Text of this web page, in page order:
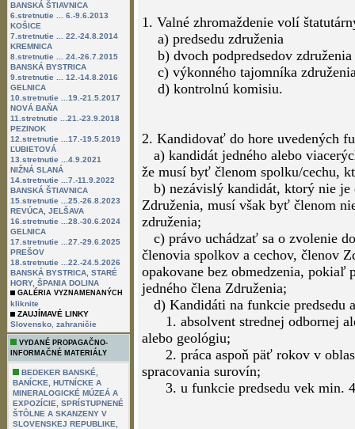
BANSKÁ ŠTIAVNICA
6.stretnutie ... 6.-9.6.2013
KOŠICE
7.stretnutie ... 22.-24.8.2014
KREMNICA
8.stretnutie ... 24.-26.7.2015
BANSKÁ BYSTRICA
9.stretnutie ... 12.-14.8.2016
GELNICA
10.stretnutie ...19.-21.5.2017
NOVÁ BAŇA
11.stretnutie ...21.-23.9.2018
PEZINOK
12.stretnutie ...17.-19.5.2019
ĽUBIETOVÁ
13.stretnutie ...4.9.2021
NIŽNÁ SLANÁ
14.stretnutie ...7.-11.9.2022
BANSKÁ ŠTIAVNICA
15.stretnutie ...25.-26.8.2023
REVÚCA, JELŠAVA
16.stretnutie ...28.-30.6.2024
GELNICA
17.stretnutie ...27.-29.6.2025
PREŠOV
18.stretnutie ...22.-24.5.2026
BANSKÁ BYSTRICA, STARÉ
HORY, ŠPANIA DOLINA
GALÉRIA VYZNAMENANÝCH
kliknite
ZAUJÍMAVÉ LINKY
Slovensko zahraničie
VYDANÉ PROPAGAČNO-
INFORMAČNÉ MATERIÁLY
BEDEKER BANSKÉ,
BANÍCKE, HUTNÍCKE A
MINERALOGICKÉ MÚZEÁ A
EXPOZÍCIE, SPRÍSTUPNENÉ
ŠTÔLNE A SKANZENY V
SLOVENSKEJ REPUBLIKE,
1. Valné zhromaždenie volí
a) predsedu združenia
b) dvoch podpredsedov združenia
c) výkonného tajomníka
d) kontrolnú komisiu.
2. Kandidovať do hore uvedených
a) kandidát jedného alebo
že musí byť členom spolku/cechu,
b) nezávislý kandidát, ktorý nie je
Združenia, musí však byť členom
združenia;
c) právo uchádzať sa o zvolenie
členovia spolkov a cechov, členov
opakovane bez obmedzenia, pokiaľ
jedného člena Združenia;
d) Kandidáti na funkcie predsedu
1. absolvent strednej odbornej
alebo geológiu;
2. práca aspoň päť rokov v
spracovania surovín;
3. u funkcie predsedu vek min.